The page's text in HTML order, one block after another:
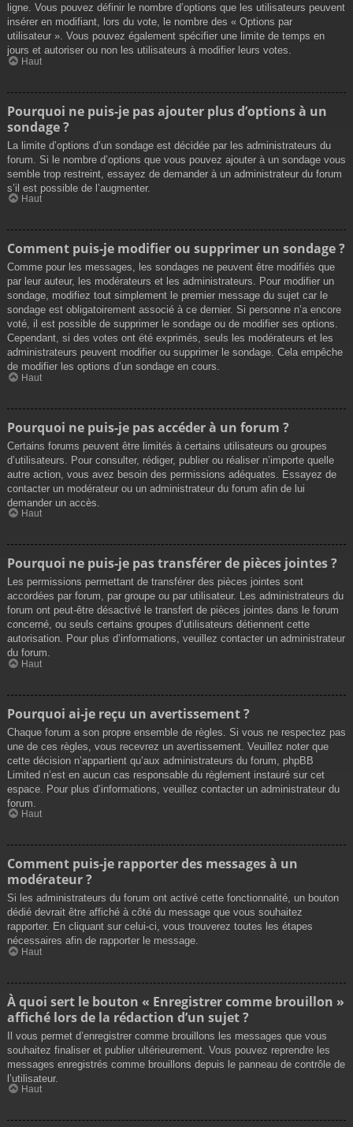
ligne. Vous pouvez définir le nombre d’options que les utilisateurs peuvent
insérer en modifiant, lors du vote, le nombre des « Options par
utilisateur ». Vous pouvez également spécifier une limite de temps en
jours et autoriser ou non les utilisateurs à modifier leurs votes.
Haut
Pourquoi ne puis-je pas ajouter plus d’options à un
sondage ?
La limite d’options d’un sondage est décidée par les administrateurs du
forum. Si le nombre d’options que vous pouvez ajouter à un sondage vous
semble trop restreint, essayez de demander à un administrateur du forum
s’il est possible de l’augmenter.
Haut
Comment puis-je modifier ou supprimer un sondage ?
Comme pour les messages, les sondages ne peuvent être modifiés que
par leur auteur, les modérateurs et les administrateurs. Pour modifier un
sondage, modifiez tout simplement le premier message du sujet car le
sondage est obligatoirement associé à ce dernier. Si personne n’a encore
voté, il est possible de supprimer le sondage ou de modifier ses options.
Cependant, si des votes ont été exprimés, seuls les modérateurs et les
administrateurs peuvent modifier ou supprimer le sondage. Cela empêche
de modifier les options d’un sondage en cours.
Haut
Pourquoi ne puis-je pas accéder à un forum ?
Certains forums peuvent être limités à certains utilisateurs ou groupes
d’utilisateurs. Pour consulter, rédiger, publier ou réaliser n’importe quelle
autre action, vous avez besoin des permissions adéquates. Essayez de
contacter un modérateur ou un administrateur du forum afin de lui
demander un accès.
Haut
Pourquoi ne puis-je pas transférer de pièces jointes ?
Les permissions permettant de transférer des pièces jointes sont
accordées par forum, par groupe ou par utilisateur. Les administrateurs du
forum ont peut-être désactivé le transfert de pièces jointes dans le forum
concerné, ou seuls certains groupes d’utilisateurs détiennent cette
autorisation. Pour plus d’informations, veuillez contacter un administrateur
du forum.
Haut
Pourquoi ai-je reçu un avertissement ?
Chaque forum a son propre ensemble de règles. Si vous ne respectez pas
une de ces règles, vous recevrez un avertissement. Veuillez noter que
cette décision n’appartient qu’aux administrateurs du forum, phpBB
Limited n’est en aucun cas responsable du règlement instauré sur cet
espace. Pour plus d’informations, veuillez contacter un administrateur du
forum.
Haut
Comment puis-je rapporter des messages à un
modérateur ?
Si les administrateurs du forum ont activé cette fonctionnalité, un bouton
dédié devrait être affiché à côté du message que vous souhaitez
rapporter. En cliquant sur celui-ci, vous trouverez toutes les étapes
nécessaires afin de rapporter le message.
Haut
À quoi sert le bouton « Enregistrer comme brouillon »
affiché lors de la rédaction d’un sujet ?
Il vous permet d’enregistrer comme brouillons les messages que vous
souhaitez finaliser et publier ultérieurement. Vous pouvez reprendre les
messages enregistrés comme brouillons depuis le panneau de contrôle de
l’utilisateur.
Haut